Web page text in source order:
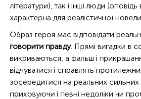
літератури), так і інші люди
характерна для реалістичної
Образ героя має відповідати
говорити правду. Прямі вигадки в
викриваються, а фальш і
відчуватися і справлять
зосередитися на реальних
приховуючи і певні недоліки чи